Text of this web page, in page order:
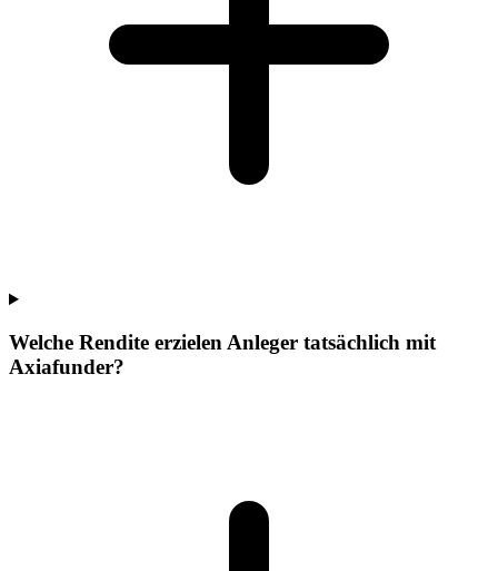
Welche Rendite erzielen Anleger tatsächlich mit
Axiafunder?